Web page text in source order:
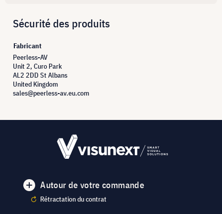
Sécurité des produits
Fabricant
Peerless-AV
Unit 2, Curo Park
AL2 2DD St Albans
United Kingdom
sales@peerless-av.eu.com
Autour de votre commande
Rétractation du contrat